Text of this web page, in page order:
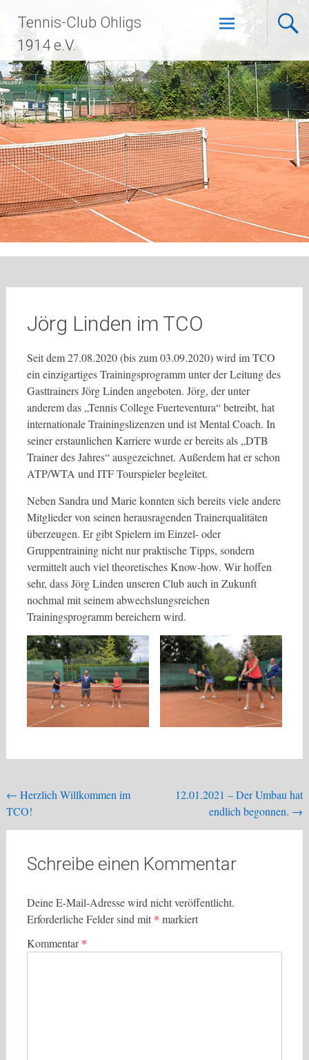
Inhalt
springen
Tennis-Club Ohligs
1914 e.V.
Jörg Linden im TCO
Seit dem 27.08.2020 (bis zum 03.09.2020) wird im TCO
ein einzigartiges Trainingsprogramm unter der Leitung des
Gasttrainers Jörg Linden angeboten. Jörg, der unter
anderem das „Tennis College Fuerteventura“ betreibt, hat
internationale Trainingslizenzen und ist Mental Coach. In
seiner erstaunlichen Karriere wurde er bereits als „DTB
Trainer des Jahres“ ausgezeichnet. Außerdem hat er schon
ATP/WTA und ITF Tourspieler begleitet.
Neben Sandra und Marie konnten sich bereits viele andere
Mitglieder von seinen herausragenden Trainerqualitäten
überzeugen. Er gibt Spielern im Einzel- oder
Gruppentraining nicht nur praktische Tipps, sondern
vermittelt auch viel theoretisches Know-how. Wir hoffen
sehr, dass Jörg Linden unseren Club auch in Zukunft
nochmal mit seinem abwechslungsreichen
Trainingsprogramm bereichern wird.
Beitragsnavigation
← Herzlich Willkommen im
TCO!
12.01.2021 – Der Umbau hat
endlich begonnen. →
Schreibe einen Kommentar
Deine E-Mail-Adresse wird nicht veröffentlicht.
Erforderliche Felder sind mit * markiert
Kommentar*